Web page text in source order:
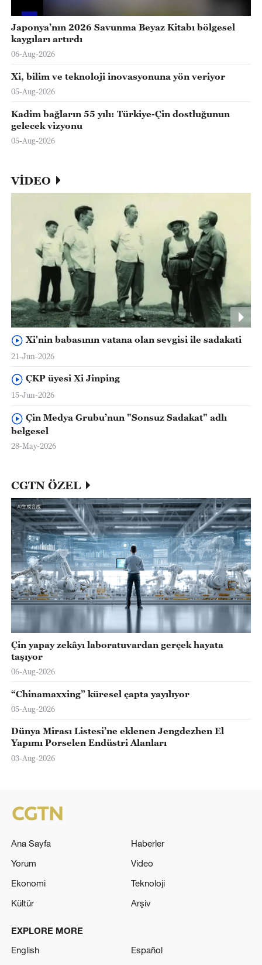
Japonya’nın 2026 Savunma Beyaz Kitabı bölgesel
kaygıları artırdı
06-Aug-2026
Xi, bilim ve teknoloji inovasyonuna yön veriyor
05-Aug-2026
Kadim bağların 55 yılı: Türkiye-Çin dostluğunun
gelecek vizyonu
05-Aug-2026
VİDEO
Xi'nin babasının vatana olan sevgisi ile sadakati
21-Jun-2026
ÇKP üyesi Xi Jinping
15-Jun-2026
Çin Medya Grubu’nun "Sonsuz Sadakat" adlı
belgesel
28-May-2026
CGTN ÖZEL
Çin yapay zekâyı laboratuvardan gerçek hayata
taşıyor
06-Aug-2026
“Chinamaxxing” küresel çapta yayılıyor
05-Aug-2026
Dünya Mirası Listesi’ne eklenen Jengdezhen El
Yapımı Porselen Endüstri Alanları
03-Aug-2026
Ana Sayfa
Haberler
Yorum
Video
Ekonomi
Teknoloji
Kültür
Arşiv
EXPLORE MORE
English
Español